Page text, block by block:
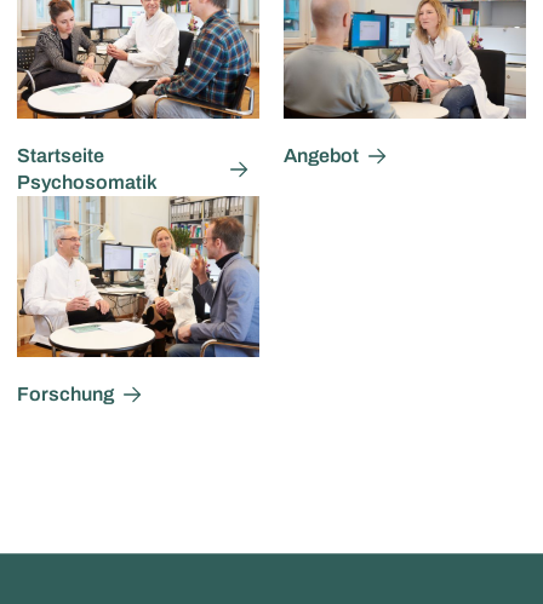
Startseite
Psychosomatik
Angebot
Forschung